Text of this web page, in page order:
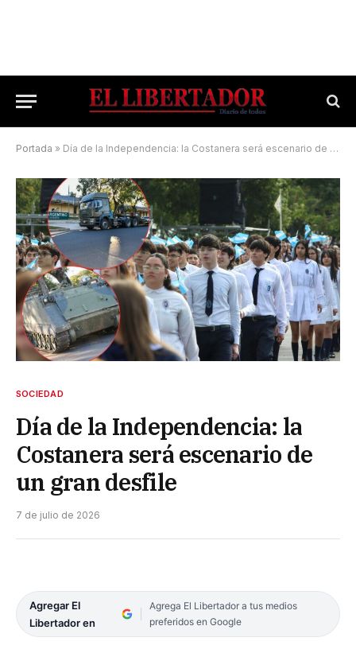
Portada » Día de la Independencia: la Costanera será escenario de un gran desfile
SOCIEDAD
Día de la Independencia: la
Costanera será escenario de
un gran desfile
7 de julio de 2026
Agregar El
Libertador en
Agrega El Libertador a tus medios
preferidos en Google